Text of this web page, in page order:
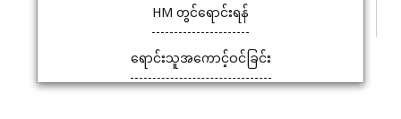
HM တွင်ရောင်းရန်
ရောင်းသူအကောင့်ဝင်ခြင်း